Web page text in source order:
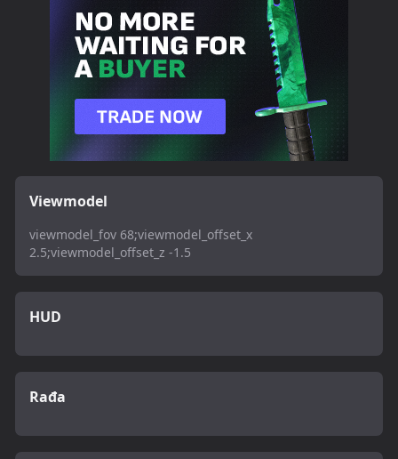
Viewmodel
viewmodel_fov 68;viewmodel_offset_x
2.5;viewmodel_offset_z -1.5
HUD
Rađa